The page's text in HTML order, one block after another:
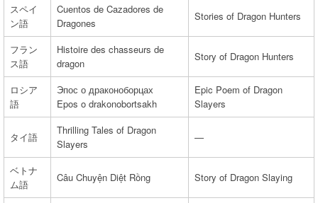
スペイ
ン語
Cuentos de Cazadores de
Dragones
Stories of Dragon Hunters
フラン
ス語
Histoire des chasseurs de
dragon
Story of Dragon Hunters
ロシア
語
Эпос о драконоборцах
Epos o drakonobortsakh
Epic Poem of Dragon
Slayers
タイ語
Thrilling Tales of Dragon
Slayers
—
ベトナ
ム語
Câu Chuyện Diệt Rồng Story of Dragon Slaying